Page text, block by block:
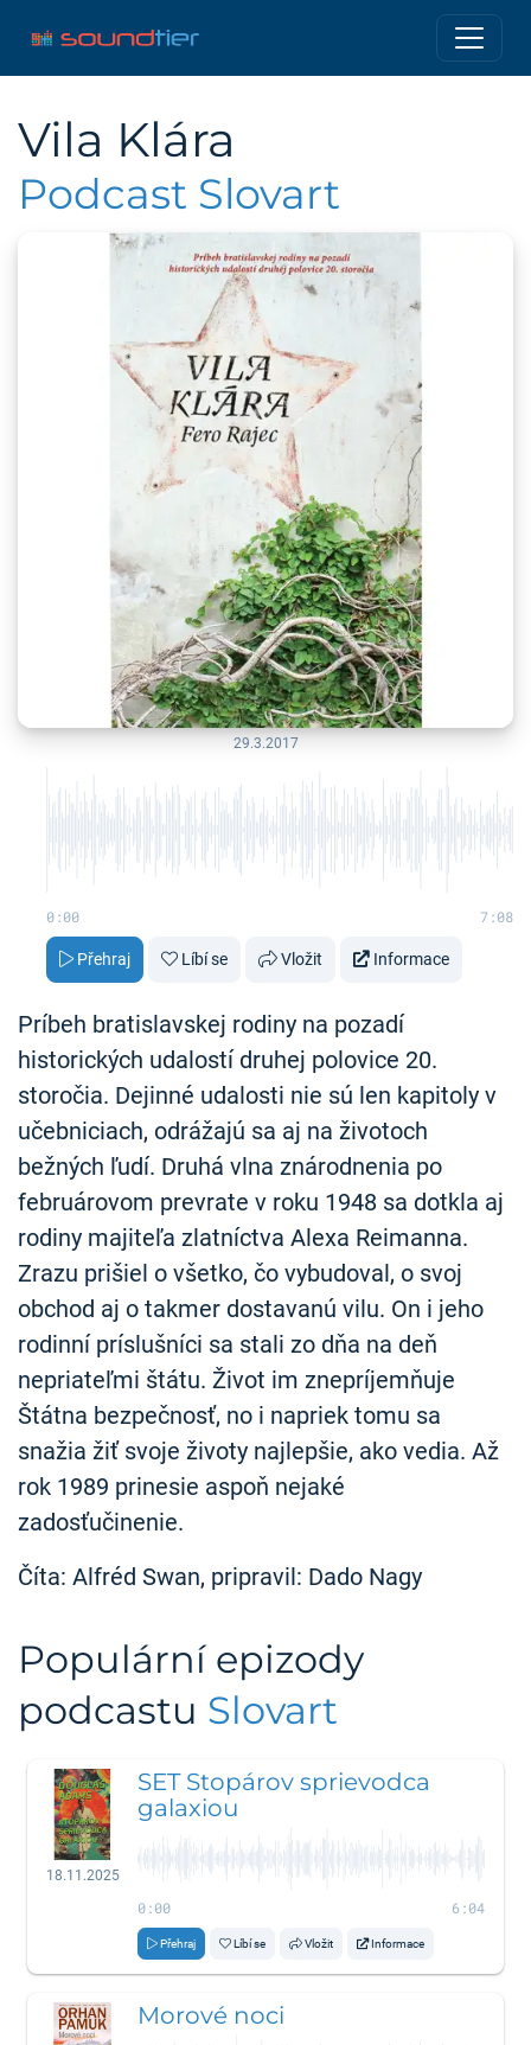
Vila Klára
Podcast Slovart
29.3.2017
0:00 7:08
Přehraj Líbí se Vložit Informace
Príbeh bratislavskej rodiny na pozadí
historických udalostí druhej polovice 20.
storočia. Dejinné udalosti nie sú len kapitoly v
učebniciach, odrážajú sa aj na životoch
bežných ľudí. Druhá vlna znárodnenia po
februárovom prevrate v roku 1948 sa dotkla aj
rodiny majiteľa zlatníctva Alexa Reimanna.
Zrazu prišiel o všetko, čo vybudoval, o svoj
obchod aj o takmer dostavanú vilu. On i jeho
rodinní príslušníci sa stali zo dňa na deň
nepriateľmi štátu. Život im znepríjemňuje
Štátna bezpečnosť, no i napriek tomu sa
snažia žiť svoje životy najlepšie, ako vedia. Až
rok 1989 prinesie aspoň nejaké
zadosťučinenie.
Číta: Alfréd Swan, pripravil: Dado Nagy
Populární epizody
podcastu Slovart
18.11.2025
SET Stopárov sprievodca
galaxiou
0:00 6:04
Přehraj Líbí se Vložit Informace
Morové noci